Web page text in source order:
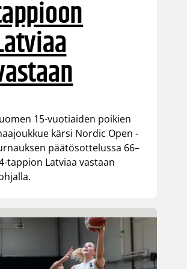
15-vuotiaiden poikien
kärsi Nordic Open -
päätösottelussa 66–
tappion Latviaa vastaan